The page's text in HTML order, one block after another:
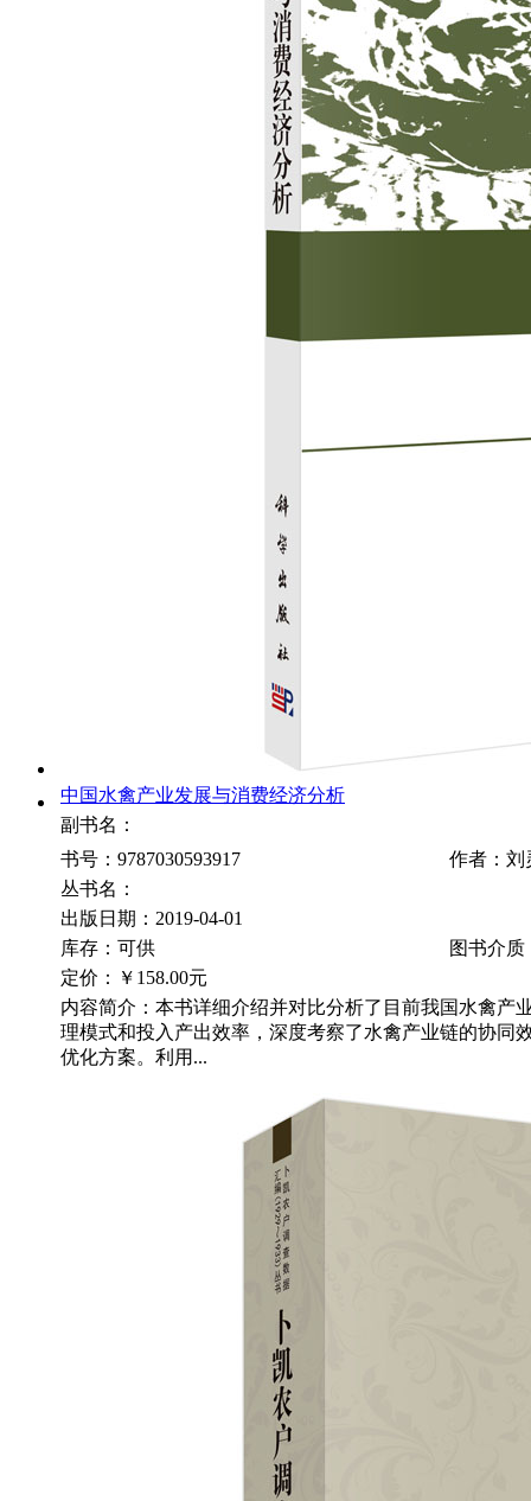
中国水禽产业发展与消费经济分析
副书名：
书号：9787030593917
作者：刘
丛书名：
出版日期：2019-04-01
库存：可供
图书介质
定价：
￥158.00元
内容简介：本书详细介绍并对比分析了目前我国水禽产
理模式和投入产出效率，深度考察了水禽产业链的协同
优化方案。利用...